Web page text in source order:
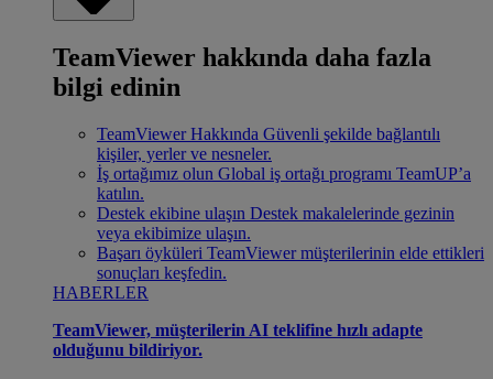
TeamViewer hakkında daha fazla
bilgi edinin
TeamViewer Hakkında Güvenli şekilde bağlantılı
kişiler, yerler ve nesneler.
İş ortağımız olun Global iş ortağı programı TeamUP’a
katılın.
Destek ekibine ulaşın Destek makalelerinde gezinin
veya ekibimize ulaşın.
Başarı öyküleri TeamViewer müşterilerinin elde ettikleri
sonuçları keşfedin.
HABERLER
TeamViewer, müşterilerin AI teklifine hızlı adapte
olduğunu bildiriyor.